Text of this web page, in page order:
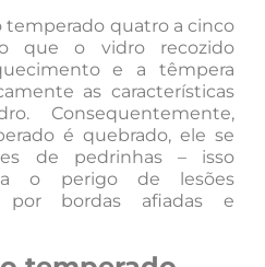
temperado quatro a cinco
que o vidro recozido
e a têmpera
as características
Consequentemente,
é quebrado, ele se
de pedrinhas – isso
o perigo de lesões
por bordas afiadas e